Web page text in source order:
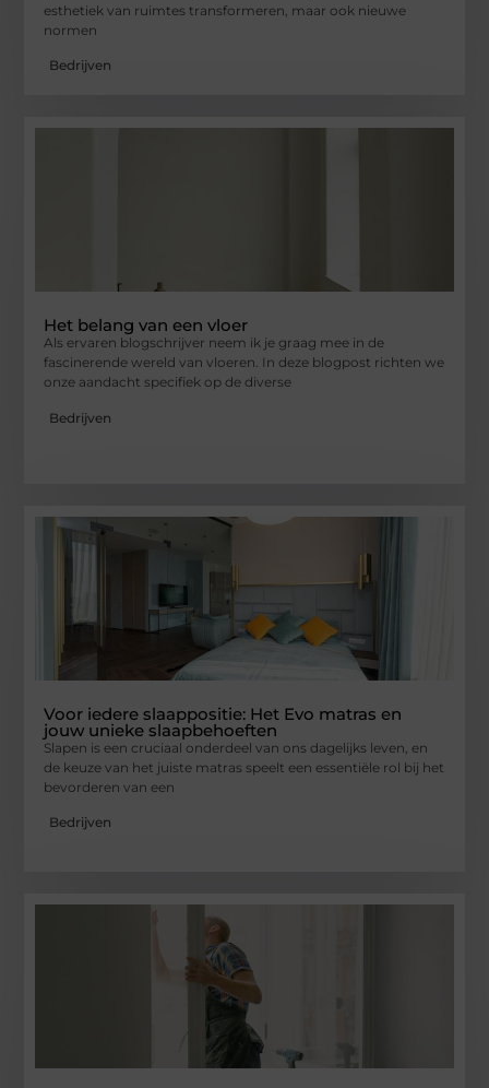
esthetiek van ruimtes transformeren, maar ook nieuwe
normen
Bedrijven
Het belang van een vloer
Als ervaren blogschrijver neem ik je graag mee in de
fascinerende wereld van vloeren. In deze blogpost richten we
onze aandacht specifiek op de diverse
Bedrijven
Voor iedere slaappositie: Het Evo matras en
jouw unieke slaapbehoeften
Slapen is een cruciaal onderdeel van ons dagelijks leven, en
de keuze van het juiste matras speelt een essentiële rol bij het
bevorderen van een
Bedrijven